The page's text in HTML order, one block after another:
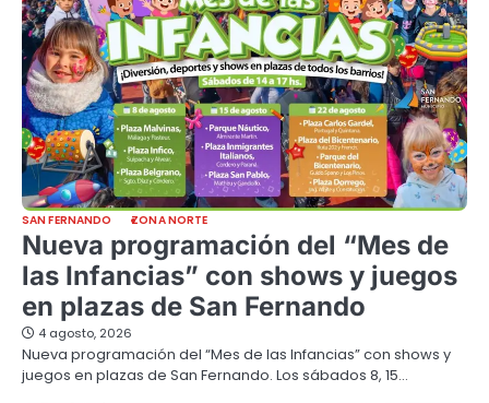
SAN FERNANDO ZONA NORTE
Nueva programación del “Mes de
las Infancias” con shows y juegos
en plazas de San Fernando
4 agosto, 2026
Nueva programación del “Mes de las Infancias” con shows y
juegos en plazas de San Fernando. Los sábados 8, 15…